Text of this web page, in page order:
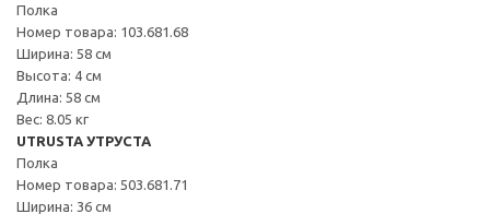
Полка
Номер товара: 103.681.68
Ширина: 58 см
Высота: 4 см
Длина: 58 см
Вес: 8.05 кг
UTRUSTA УТРУСТА
Полка
Номер товара: 503.681.71
Ширина: 36 см